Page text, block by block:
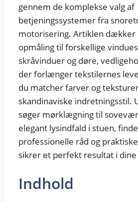
gennem de komplekse valg af
betjeningssystemer fra
motorisering. Artiklen
opmåling til forskellige
skråvinduer og døre,
der forlænger tekstilernes
du matcher farver og
skandinaviske indretningsstil.
søger mørklægning til
elegant lysindfald i stuen,
professionelle råd og
sikrer et perfekt resultat i
Indhold